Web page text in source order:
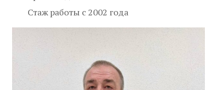
Стаж работы с 2002 года